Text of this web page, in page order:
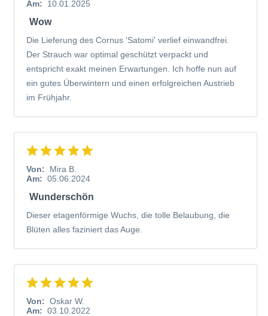
Am:
10.01.2025
Wow
Die Lieferung des Cornus 'Satomi' verlief einwandfrei.
Der Strauch war optimal geschützt verpackt und
entspricht exakt meinen Erwartungen. Ich hoffe nun auf
ein gutes Überwintern und einen erfolgreichen Austrieb
im Frühjahr.
Von:
Mira B.
Am: 05.06.2024
Wunderschön
Dieser etagenförmige Wuchs, die tolle Belaubung, die
Blüten alles faziniert das Auge.
Von: Oskar W.
Am: 03.10.2022